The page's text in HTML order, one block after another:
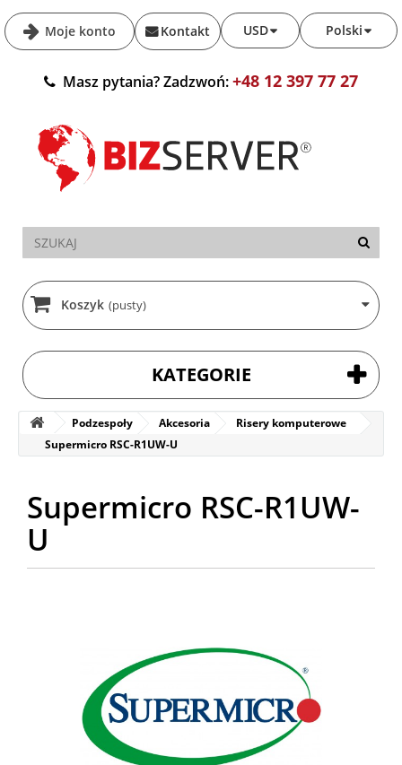
Moje konto Polski
USD
Kontakt
Masz pytania? Zadzwoń:+48 12 397 77 27
Koszyk (pusty)
KATEGORIE
Podzespoły Akcesoria
Risery komputerowe
Supermicro RSC-R1UW-U
Supermicro RSC-R1UW-
U